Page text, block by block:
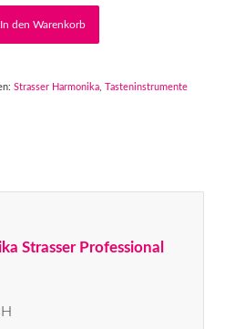
In den Warenkorb
Strasser Harmonika, Tasteninstrumente
Strasser Professional